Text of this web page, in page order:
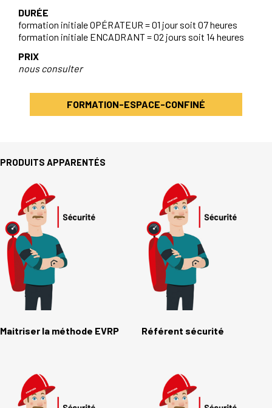
DURÉE
formation initiale OPÉRATEUR = 01 jour soit 07 heures
formation initiale ENCADRANT = 02 jours soit 14 heures
PRIX
nous consulter
FORMATION-ESPACE-CONFINÉ
PRODUITS APPARENTÉS
Maitriser la méthode EVRP Référent sécurité